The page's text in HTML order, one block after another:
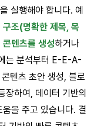
실행해야 합니다. 예
조(명확한 제목, 목
텐츠를 생성하거나
는 분석부터 E-E-A-
텐츠 초안 생성, 블로
장하여, 데이터 기반의
을 주고 있습니다. 결